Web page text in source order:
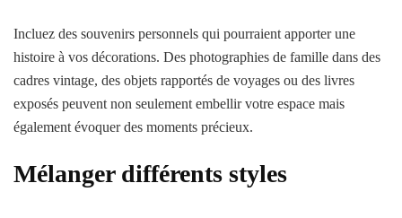
Incluez des souvenirs personnels qui pourraient apporter une
histoire à vos décorations. Des photographies de famille dans des
cadres vintage, des objets rapportés de voyages ou des livres
exposés peuvent non seulement embellir votre espace mais
également évoquer des moments précieux.
Mélanger différents styles